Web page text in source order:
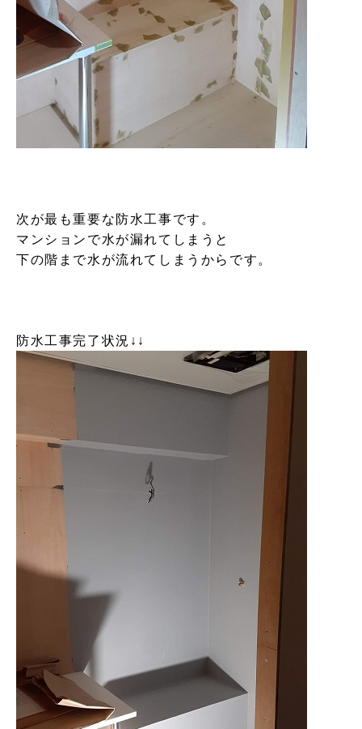
次が最も重要な防水工事です。
マンションで水が漏れてしまうと
下の階まで水が流れてしまうからです。
防水工事完了状況↓↓